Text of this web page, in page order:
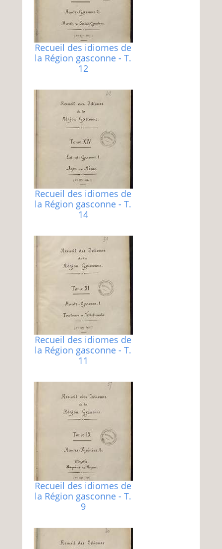
Recueil des idiomes de
la Région gasconne - T.
12
Recueil des idiomes de
la Région gasconne - T.
14
Recueil des idiomes de
la Région gasconne - T.
11
Recueil des idiomes de
la Région gasconne - T.
9